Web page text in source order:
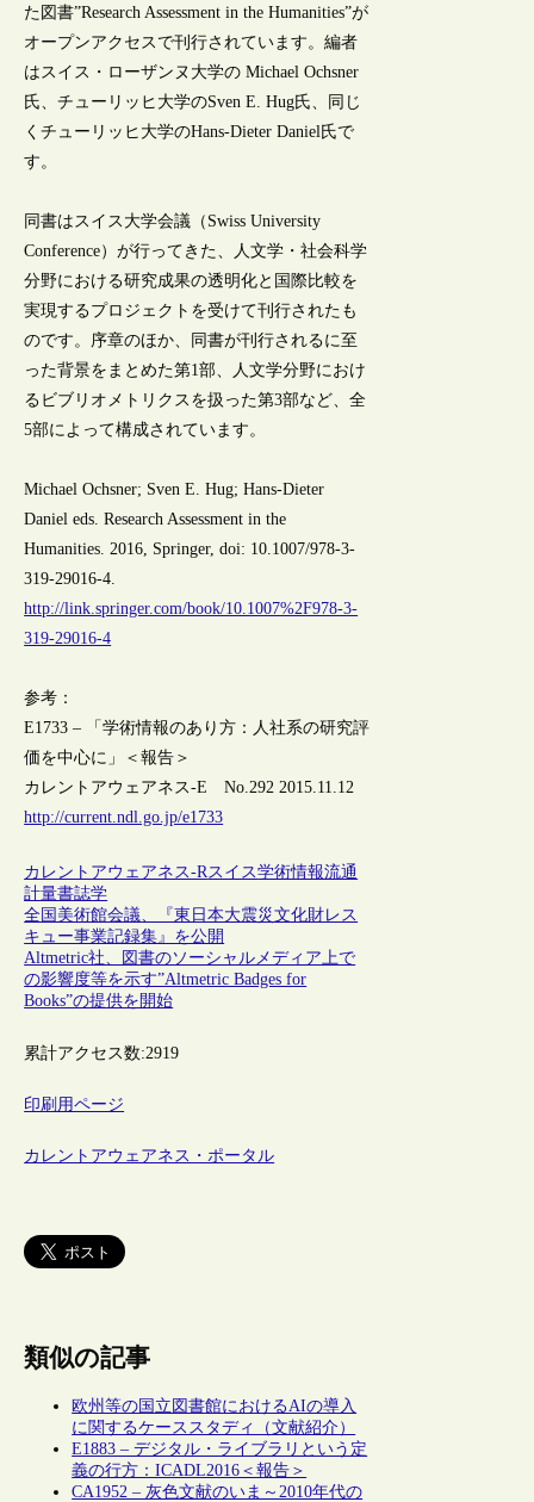
た図書”Research Assessment in the Humanities”が
オープンアクセスで刊行されています。編者
はスイス・ローザンヌ大学の Michael Ochsner
氏、チューリッヒ大学のSven E. Hug氏、同じ
くチューリッヒ大学のHans-Dieter Daniel氏で
す。
同書はスイス大学会議（Swiss University
Conference）が行ってきた、人文学・社会科学
分野における研究成果の透明化と国際比較を
実現するプロジェクトを受けて刊行されたも
のです。序章のほか、同書が刊行されるに至
った背景をまとめた第1部、人文学分野におけ
るビブリオメトリクスを扱った第3部など、全
5部によって構成されています。
Michael Ochsner; Sven E. Hug; Hans-Dieter
Daniel eds. Research Assessment in the
Humanities. 2016, Springer, doi: 10.1007/978-3-
319-29016-4.
http://link.springer.com/book/10.1007%2F978-3-
319-29016-4
参考：
E1733 – 「学術情報のあり方：人社系の研究評
価を中心に」＜報告＞
カレントアウェアネス-E No.292 2015.11.12
http://current.ndl.go.jp/e1733
カレントアウェアネス-Rスイス学術情報流通
計量書誌学
全国美術館会議、『東日本大震災文化財レス
キュー事業記録集』を公開
Altmetric社、図書のソーシャルメディア上で
の影響度等を示す”Altmetric Badges for
Books”の提供を開始
累計アクセス数:2919
印刷用ページ
カレントアウェアネス・ポータル
類似の記事
欧州等の国立図書館におけるAIの導入
に関するケーススタディ（文献紹介）
E1883 – デジタル・ライブラリという定
義の行方：ICADL2016＜報告＞
CA1952 – 灰色文献のいま～2010年代の